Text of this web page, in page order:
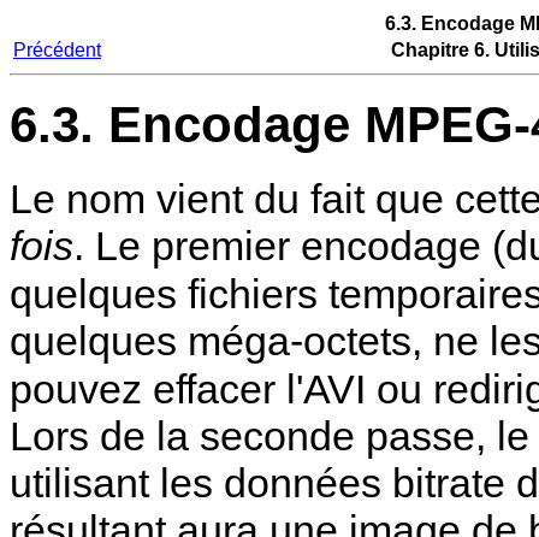
6.3. Encodage
Précédent
Chapitre 6.
6.3. Encodage
Le nom vient du fait que
fois. Le premier encodage
quelques fichiers
quelques méga-octets, ne
pouvez effacer l'AVI ou
Lors de la seconde passe,
utilisant les données bitrate